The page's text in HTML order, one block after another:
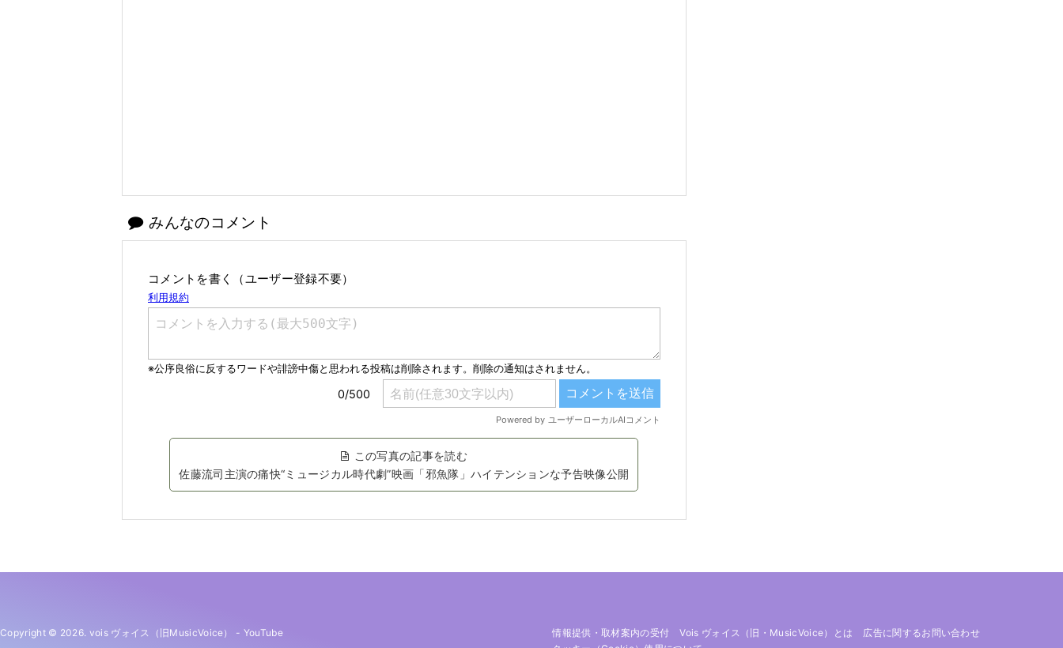
みんなのコメント
コメントを書く（ユーザー登録不要）
この写真の記事を読む
佐藤流司主演の痛快“ミュージカル時代劇”映画「邪魚隊」ハイテンションな予告映像公開
Copyright © 2026. vois ヴォイス（旧MusicVoice） - YouTube 情報提供・取材案内の受付 Vois ヴォイス（旧・MusicVoice）とは
広告に関するお問い合わせ